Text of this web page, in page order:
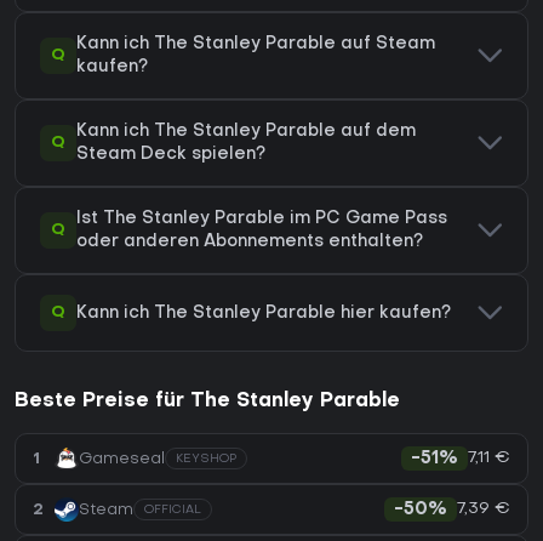
Q
Kann ich The Stanley Parable auf Steam
kaufen?
Q
Kann ich The Stanley Parable auf dem
Steam Deck spielen?
Q
Ist The Stanley Parable im PC Game Pass
oder anderen Abonnements enthalten?
Q Kann ich The Stanley Parable hier kaufen?
Beste Preise für The Stanley Parable
1 Gameseal KEYSHOP -51% 7,11 €
2 Steam OFFICIAL -50% 7,39 €